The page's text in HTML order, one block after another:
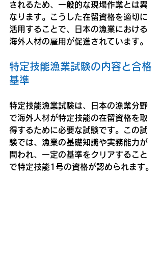
されるため、一般的な現場作業とは異
なります。こうした在留資格を適切に
活用することで、日本の漁業における
海外人材の雇用が促進されています。
特定技能漁業試験の内容と合格
基準
特定技能漁業試験は、日本の漁業分野
で海外人材が特定技能の在留資格を取
得するために必要な試験です。この試
験では、漁業の基礎知識や実務能力が
問われ、一定の基準をクリアすること
で特定技能1号の資格が認められます。